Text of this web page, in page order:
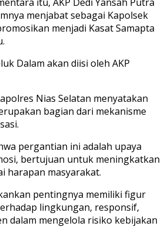
menjabat sebagai Kapolsek
menjadi Kasat Samapta
Dalam akan diisi oleh AKP
Nias Selatan menyatakan
bagian dari mekanisme
pergantian ini adalah upaya
bertujuan untuk meningkatkan
harapan masyarakat.
pentingnya memiliki figur
lingkungan, responsif,
dalam mengelola risiko kebijakan